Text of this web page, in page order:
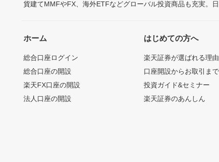
貨建てMMFやFX、海外ETFなどグローバル投資商品も充実。
ホーム
総合口座ログイン
総合口座の開設
楽天FX口座の開設
法人口座の開設
はじめての方へ
楽天証券が選ばれる理由
口座開設からお取引ま
投資ガイド&セミナー
楽天証券のあんしん